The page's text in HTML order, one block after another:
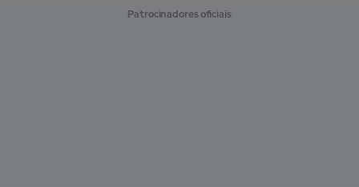
Patrocinadores oficiais